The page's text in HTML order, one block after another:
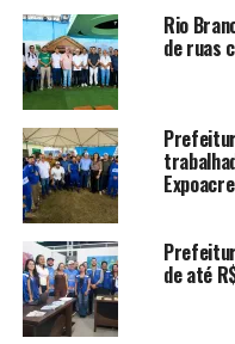
WhatsApp
Relacionado
Rio
de ruas
de até